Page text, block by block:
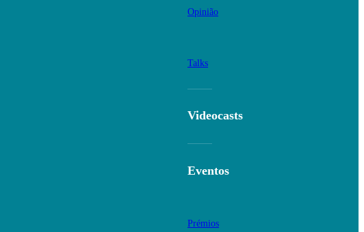
Opinião
Talks
Videocasts
Eventos
Prémios